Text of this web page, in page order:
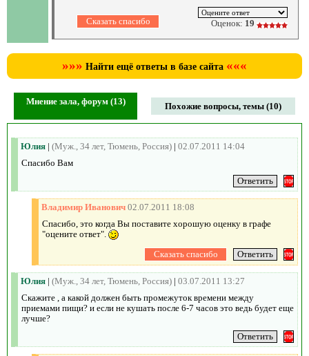
Оценок: 19
»»» Найти ещё ответы в базе сайта «««
Мнение зала, форум (13) Похожие вопросы, темы (10)
Юлия | (Муж., 34 лет, Тюмень, Россия) | 02.07.2011 14:04
Спасибо Вам
Владимир Иванович 02.07.2011 18:08
Спасибо, это когда Вы поставите хорошую оценку в графе
"оцените ответ".
Юлия | (Муж., 34 лет, Тюмень, Россия) | 03.07.2011 13:27
Скажите , а какой должен быть промежуток времени между
приемами пищи? и если не кушать после 6-7 часов это ведь будет еще
лучше?